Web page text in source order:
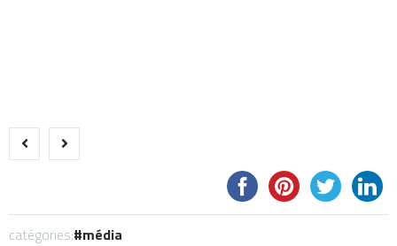
catégories: média